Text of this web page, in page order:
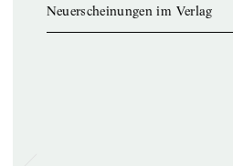
Neuerscheinungen im Verlag